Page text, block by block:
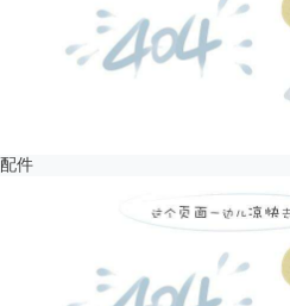
配件